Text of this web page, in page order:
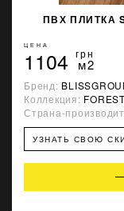
ПВХ ПЛИТКА
ЦЕНА
1104 грн
м2
Бренд:
Коллекция:
Страна-
УЗНАТЬ СВОЮ